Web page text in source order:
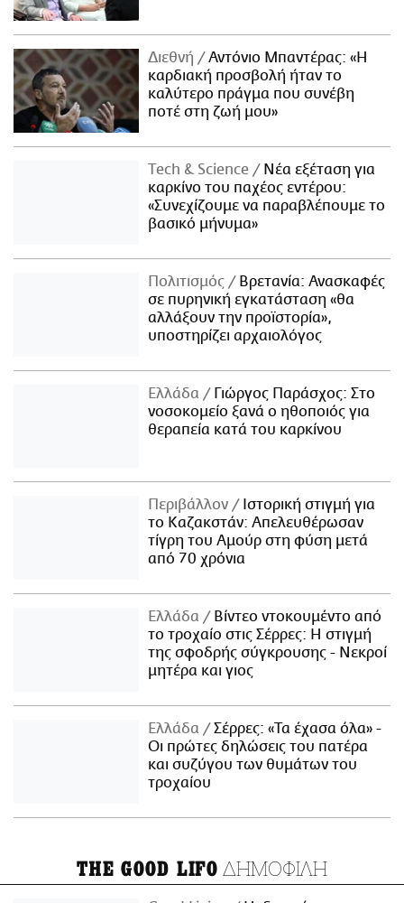
Διεθνή
Αντόνιο Μπαντέρας: «Η
καρδιακή προσβολή ήταν το
καλύτερο πράγμα που συνέβη
ποτέ στη ζωή μου»
Τech & Science
Νέα εξέταση για
καρκίνο του παχέος εντέρου:
«Συνεχίζουμε να παραβλέπουμε το
βασικό μήνυμα»
Πολιτισμός
Βρετανία: Ανασκαφές
σε πυρηνική εγκατάσταση «θα
αλλάξουν την προϊστορία»,
υποστηρίζει αρχαιολόγος
Ελλάδα
Γιώργος Παράσχος: Στο
νοσοκομείο ξανά ο ηθοποιός για
θεραπεία κατά του καρκίνου
Περιβάλλον
Ιστορική στιγμή για
το Καζακστάν: Απελευθέρωσαν
τίγρη του Αμούρ στη φύση μετά
από 70 χρόνια
Ελλάδα
Βίντεο ντοκουμέντο από
το τροχαίο στις Σέρρες: Η στιγμή
της σφοδρής σύγκρουσης - Νεκροί
μητέρα και γιος
Ελλάδα
Σέρρες: «Τα έχασα όλα» -
Οι πρώτες δηλώσεις του πατέρα
και συζύγου των θυμάτων του
τροχαίου
THE GOOD LIFO ΔΗΜΟΦΙΛΗ